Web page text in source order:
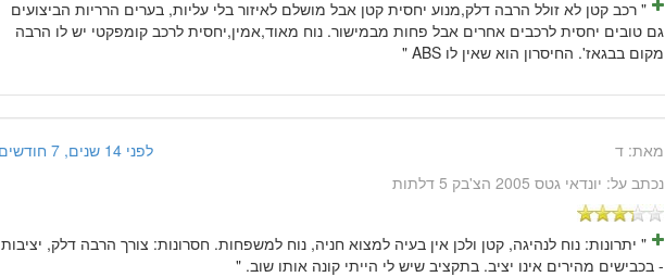
" רכב קטן לא זולל הרבה דלק,מנוע יחסית קטן אבל מושלם לאיזור בלי עליות, בערים הרריות הביצועים
גם טובים יחסית לרכבים אחרים אבל פחות מבמישור. נוח מאוד,אמין,יחסית לרכב קומפקטי יש לו הרבה
מקום בבגאז'. החיסרון הוא שאין לו ABS "
מאת:ד
לפני 14 שנים, 7 חודשים
נכתב על: יונדאי גטס 2005 הצ'בק 5 דלתות
" יתרונות: נוח לנהיגה, קטן ולכן אין בעיה למצוא חניה, נוח למשפחות. חסרונות: צורך הרבה דלק, יציבות
- בכבישים מהירים אינו יציב. בתקציב שיש לי הייתי קונה אותו שוב. "